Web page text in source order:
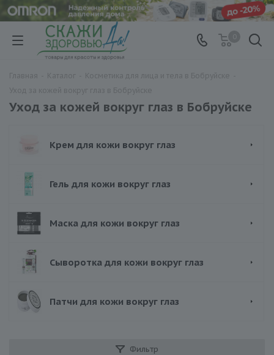
Уход за кожей вокруг глаз в Бобруйске
Крем для кожи вокруг глаз
Гель для кожи вокруг глаз
Маска для кожи вокруг глаз
Сыворотка для кожи вокруг глаз
Патчи для кожи вокруг глаз
Фильтр